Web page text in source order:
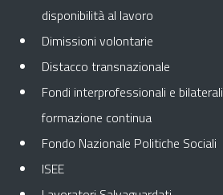
disponibilità al lavoro
Dimissioni volontarie
Distacco transnazionale
Fondi interprofessionali e bilaterali
formazione continua
Fondo Nazionale Politiche Sociali
ISEE